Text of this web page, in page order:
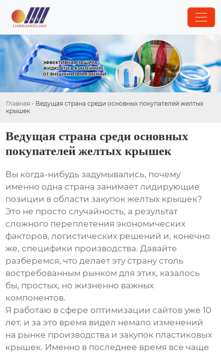
Главная - Ведущая страна среди основных покупателей желтых
крышек
Ведущая страна среди основных
покупателей желтых крышек
Вы когда-нибудь задумывались, почему
именно одна страна занимает лидирующие
позиции в области закупокжелтых крышек?
Это не просто случайность, а результат
сложного переплетения экономических
факторов, логистических решений и, конечно
же, специфики производства. Давайте
разберемся, что делает эту страну столь
востребованным рынком для этих, казалось
бы, простых, но жизненно важных
компонентов.
Я работаю в сфере оптимизации сайтов уже 10
лет, и за это время видел немало изменений
на рынке производства и закупок пластиковых
крышек. Именно в последнее время все чаще